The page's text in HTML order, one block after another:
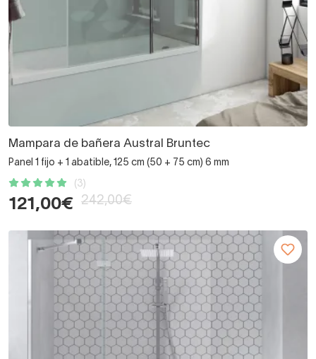
Mampara de bañera Austral Bruntec
Panel 1 fijo + 1 abatible, 125 cm (50 + 75 cm) 6 mm
(3)
121,00€ 242,00€